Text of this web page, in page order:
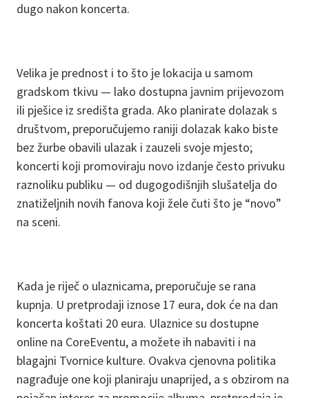
dugo nakon koncerta.
Velika je prednost i to što je lokacija u samom
gradskom tkivu — lako dostupna javnim prijevozom
ili pješice iz središta grada. Ako planirate dolazak s
društvom, preporučujemo raniji dolazak kako biste
bez žurbe obavili ulazak i zauzeli svoje mjesto;
koncerti koji promoviraju novo izdanje često privuku
raznoliku publiku — od dugogodišnjih slušatelja do
znatiželjnih novih fanova koji žele čuti što je “novo”
na sceni.
Kada je riječ o ulaznicama, preporučuje se rana
kupnja. U pretprodaji iznose 17 eura, dok će na dan
koncerta koštati 20 eura. Ulaznice su dostupne
online na CoreEventu, a možete ih nabaviti i na
blagajni Tvornice kulture. Ovakva cjenovna politika
nagrađuje one koji planiraju unaprijed, a s obzirom na